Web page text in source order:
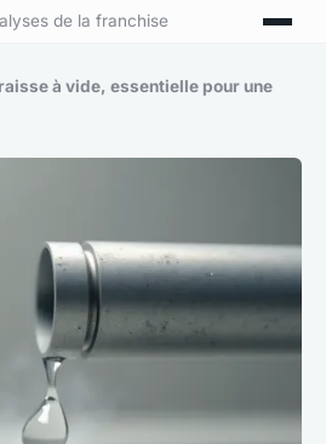
de la franchise
à vide, essentielle pour une